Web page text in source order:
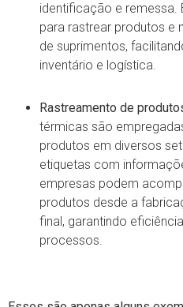
identificação e remessa.
para rastrear produtos e
de suprimentos,
inventário e logística.
Rastreamento de
térmicas são
produtos em diversos
etiquetas com
empresas podem
produtos desde a
final, garantindo
processos.